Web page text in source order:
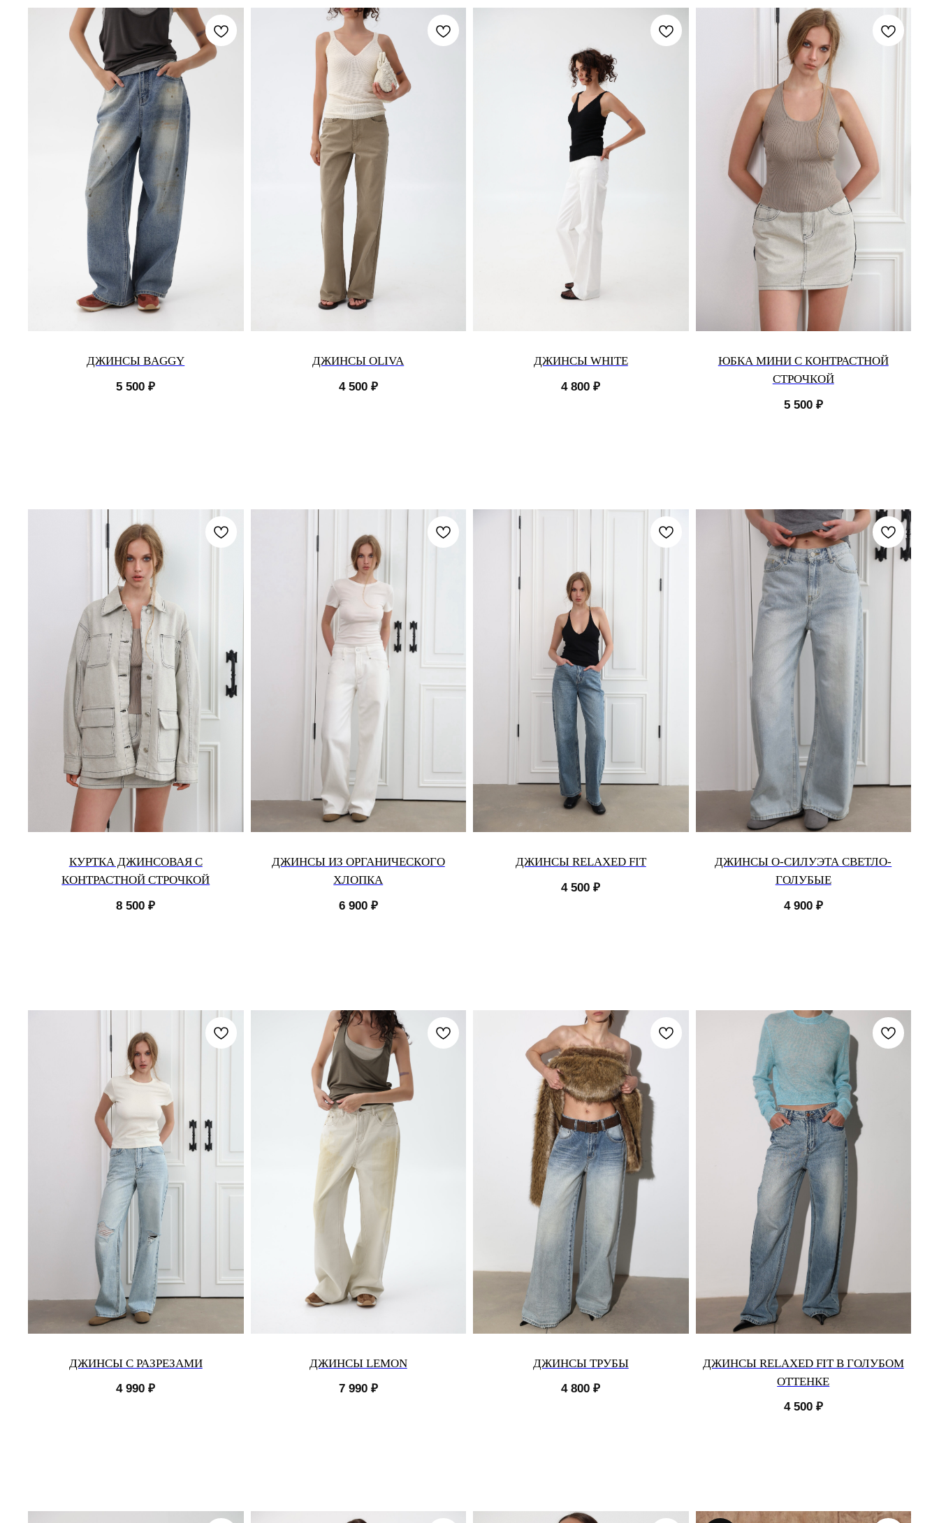
ДЖИНСЫ BAGGY
5 500 ₽
ДЖИНСЫ OLIVA
4 500 ₽
ДЖИНСЫ WHITE
4 800 ₽
ЮБКА МИНИ С КОНТРАСТНОЙ
СТРОЧКОЙ
5 500 ₽
КУРТКА ДЖИНСОВАЯ С
КОНТРАСТНОЙ СТРОЧКОЙ
8 500 ₽
ДЖИНСЫ ИЗ ОРГАНИЧЕСКОГО
ХЛОПКА
6 900 ₽
ДЖИНСЫ RELAXED FIT
4 500 ₽
ДЖИНСЫ О-СИЛУЭТА СВЕТЛО-
ГОЛУБЫЕ
4 900 ₽
ДЖИНСЫ С РАЗРЕЗАМИ
4 990 ₽
ДЖИНСЫ LEMON
7 990 ₽
ДЖИНСЫ ТРУБЫ
4 800 ₽
ДЖИНСЫ RELAXED FIT В ГОЛУБОМ
ОТТЕНКЕ
4 500 ₽